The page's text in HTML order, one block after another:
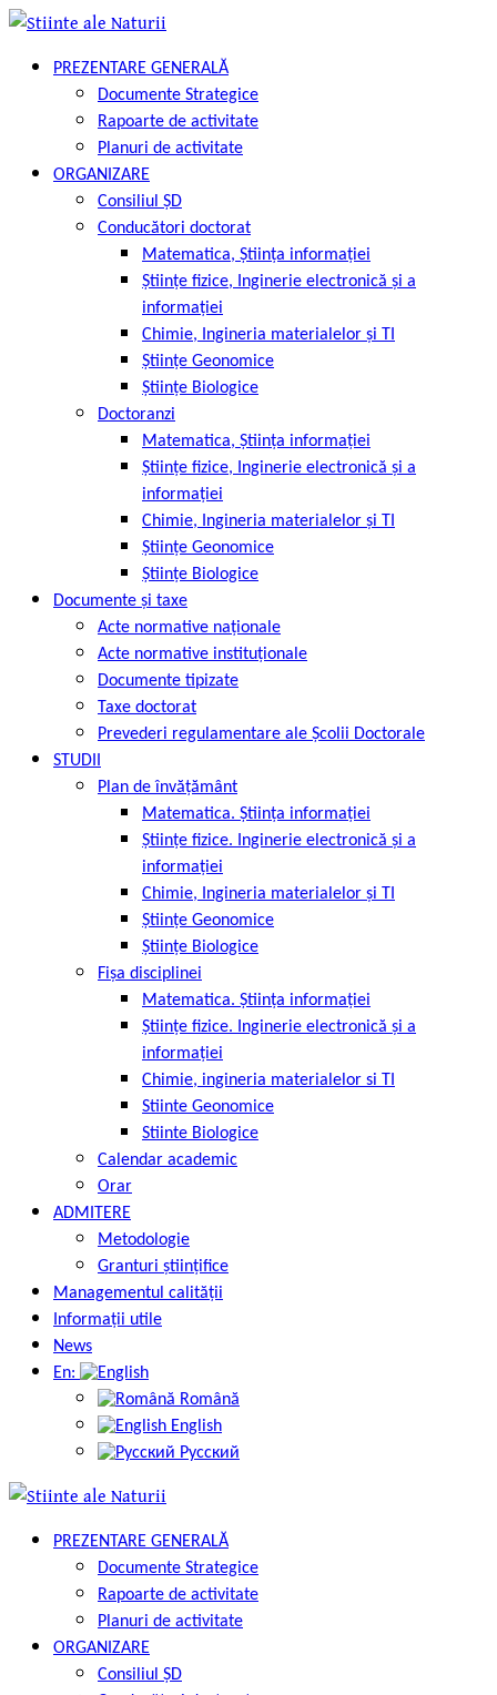
Skip
contentPREZENTARE GENERALĂ
Documente Strategice
Rapoarte de activitate
Planuri de activitate
ORGANIZARE
Consiliul ȘD
Conducători doctorat
Matematica, Știința informației
Științe fizice, Inginerie electronică și a
informației
Chimie, Ingineria materialelor și TI
Științe Geonomice
Științe Biologice
Doctoranzi
Matematica, Știința informației
Științe fizice, Inginerie electronică și a
informației
Chimie, Ingineria materialelor și TI
Științe Geonomice
Științe Biologice
Documente și taxe
Acte normative naționale
Acte normative instituționale
Documente tipizate
Taxe doctorat
Prevederi regulamentare ale Școlii Doctorale
STUDII
Plan de învățământ
Matematica. Știința informației
Științe fizice. Inginerie electronică și a
informației
Chimie, Ingineria materialelor și TI
Științe Geonomice
Științe Biologice
Fișa disciplinei
Matematica. Știința informației
Științe fizice. Inginerie electronică și a
informației
Chimie, ingineria materialelor si TI
Stiinte Geonomice
Stiinte Biologice
Calendar academic
Orar
ADMITERE
Metodologie
Granturi științifice
Managementul calității
Informații utile
News
En:
Română
English
Русский
PREZENTARE GENERALĂ
Documente Strategice
Rapoarte de activitate
Planuri de activitate
ORGANIZARE
Consiliul ȘD